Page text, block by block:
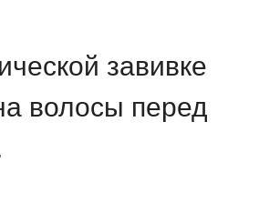
завивке
волосы перед